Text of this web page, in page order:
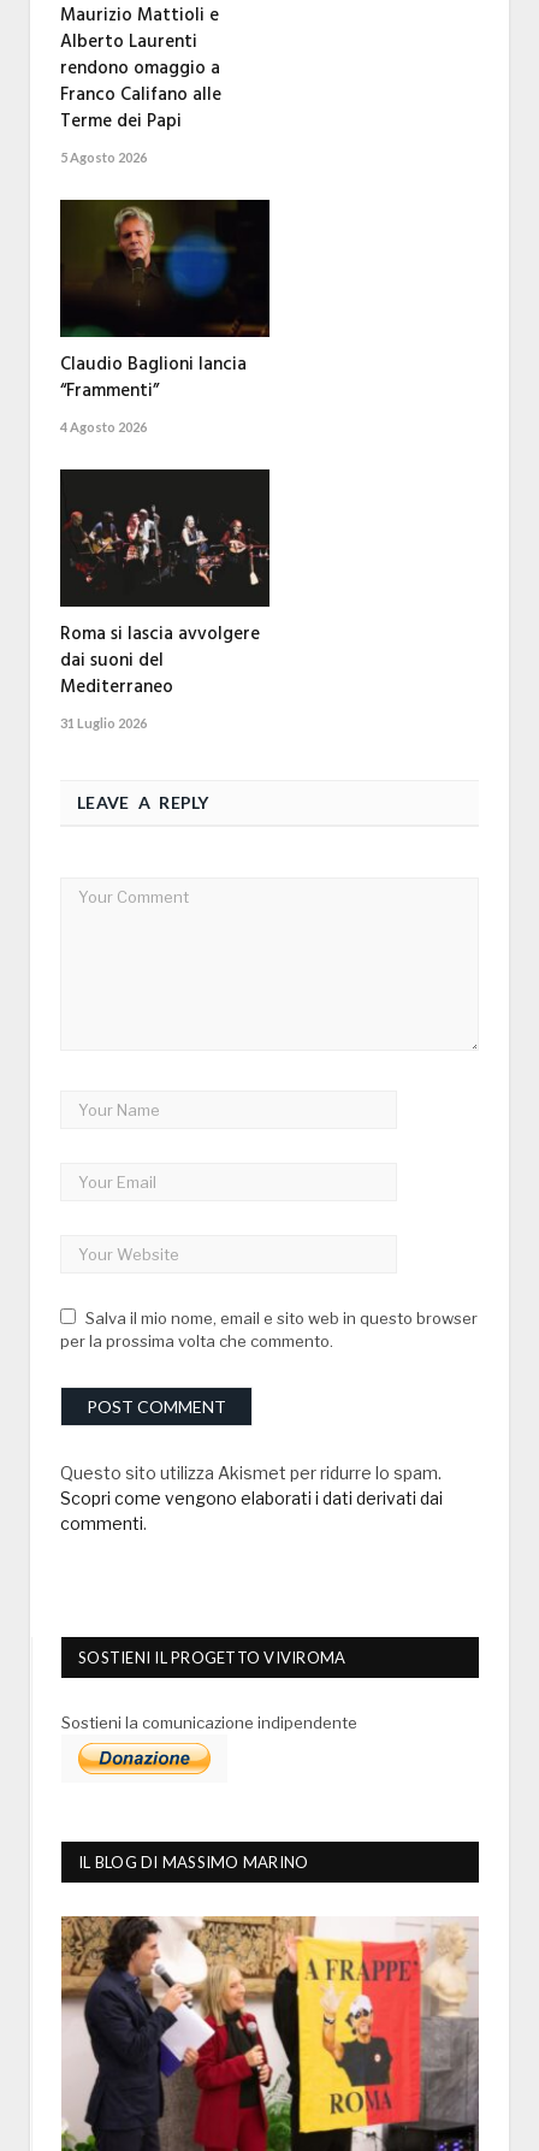
Maurizio Mattioli e
Alberto Laurenti
rendono omaggio a
Franco Califano alle
Terme dei Papi
5 Agosto 2026
Claudio Baglioni lancia
“Frammenti”
4 Agosto 2026
Roma si lascia avvolgere
dai suoni del
Mediterraneo
31 Luglio 2026
LEAVE A REPLY
Salva il mio nome, email e sito web in questo browser
per la prossima volta che commento.
Questo sito utilizza Akismet per ridurre lo spam.
Scopri come vengono elaborati i dati derivati dai
commenti.
SOSTIENI IL PROGETTO VIVIROMA
Sostieni la comunicazione indipendente
IL BLOG DI MASSIMO MARINO